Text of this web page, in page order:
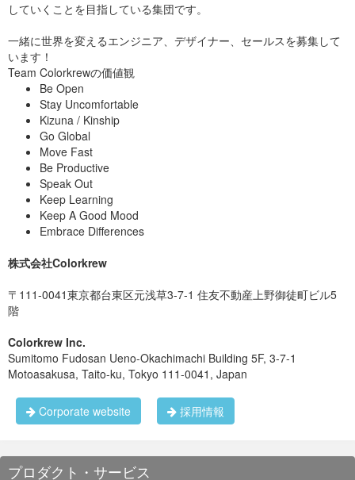
していくことを目指している集団です。
一緒に世界を変えるエンジニア、デザイナー、セールスを募集して
います！
Team Colorkrewの価値観
Be Open
Stay Uncomfortable
Kizuna / Kinship
Go Global
Move Fast
Be Productive
Speak Out
Keep Learning
Keep A Good Mood
Embrace Differences
株式会社Colorkrew
〒111-0041東京都台東区元浅草3-7-1 住友不動産上野御徒町ビル5
階
Colorkrew Inc.
Sumitomo Fudosan Ueno-Okachimachi Building 5F, 3-7-1
Motoasakusa, Taito-ku, Tokyo 111-0041, Japan
Corporate website 採用情報
プロダクト・サービス